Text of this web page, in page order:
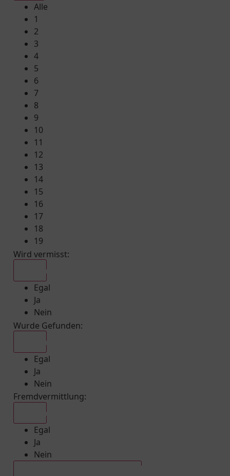
Alle
1
2
3
4
5
6
7
8
9
10
11
12
13
14
15
16
17
18
19
Wird vermisst:
Egal
Ja
Nein
Wurde Gefunden:
Egal
Ja
Nein
Fremdvermittlung:
Egal
Ja
Nein